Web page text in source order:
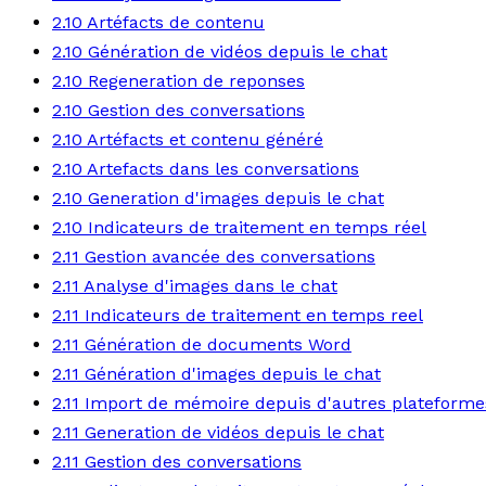
2.10 Artéfacts de contenu
2.10 Génération de vidéos depuis le chat
2.10 Regeneration de reponses
2.10 Gestion des conversations
2.10 Artéfacts et contenu généré
2.10 Artefacts dans les conversations
2.10 Generation d'images depuis le chat
2.10 Indicateurs de traitement en temps réel
2.11 Gestion avancée des conversations
2.11 Analyse d'images dans le chat
2.11 Indicateurs de traitement en temps reel
2.11 Génération de documents Word
2.11 Génération d'images depuis le chat
2.11 Import de mémoire depuis d'autres
2.11 Generation de vidéos depuis le chat
2.11 Gestion des conversations